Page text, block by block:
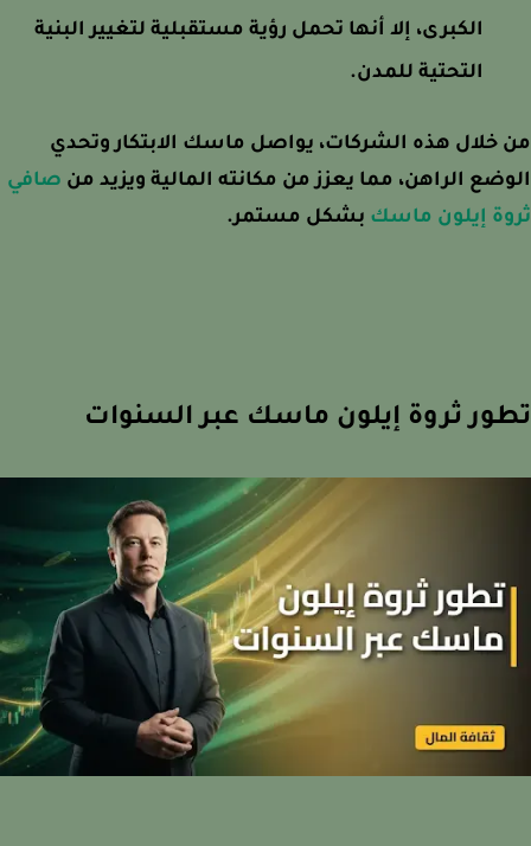
الكبرى، إلا أنها تحمل رؤية مستقبلية لتغيير البنية
التحتية للمدن.
خلال هذه الشركات، يواصل ماسك الابتكار وتحدي
الراهن، مما يعزز من مكانته المالية ويزيد منصافي
إيلون ماسكبشكل مستمر.
ثروة إيلون ماسك عبر السنوات